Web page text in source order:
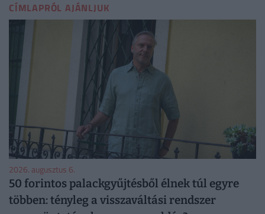
CÍMLAPRÓL AJÁNLJUK
2026. augusztus 6.
50 forintos palackgyűjtésből élnek túl egyre
többen: tényleg a visszaváltási rendszer